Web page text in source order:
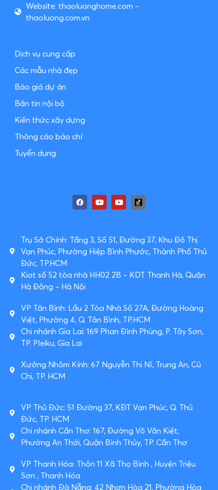
Website: thaoluonghome.com –
thaoluong.com.vn
Dịch vụ cung cấp
Các mẫu nhà đẹp
Báo giá dự án
Bản tin nội bộ
Kiến thức xây dựng
Thông cáo báo chí
Tuyển dụng
Trụ Sở Chính: Tầng 3, Số 51, Đường 37, Khu Đô Thị
Vạn Phúc, Phường Hiệp Bình Phước, Thành Phố Thủ
Đức, TP.HCM
Kiot số 52 tòa nhà HH02 2B – KDT Thanh Hà, Quận
Hà Đông – Hà Nội
VP Tân Bình: Lầu 2 Tòa Nhà Số 27A, Đường Hoàng
Việt, Phường 4, Q. Tân Bình, TP.HCM
Chi nhánh Gia Lai: 169 Phan Đình Phùng, P. Tây Sơn,
TP. Pleiku, Gia Lai
Xưởng Nhôm Kính: 67 Nguyễn Thị Nỉ, Trung An, Củ
Chi, TP. HCM
VP Thủ Đức: 51 Đường 37, KĐT Vạn Phúc, Q. Thủ
Đức, TP. HCM
Chi nhánh Cần Thơ: 167, Đường Võ Văn Kiệt,
Phường An Thới, Quận Bình Thủy, TP. Cần Thơ
VP Thanh Hóa: Thôn 11 Xã Thọ Bình , Huyện Triệu
Sơn , Thanh Hóa
Chi nhánh Đà Nẵng: 42 Nhơn Hòa 21, Phường Hòa